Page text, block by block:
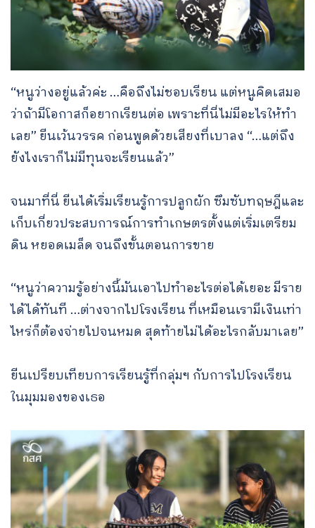
“หนูว่างอยู่แล้วค่ะ …คือถึงไม่ชอบเรียน แต่หนูคิดเสมอ
ว่าถ้ามีโอกาสก็อยากเรียนต่อ เพราะที่นี่ไม่มีอะไรให้ทำ
เลย” ยีนเว้นวรรค ก่อนพูดด้วยเสียงที่เบาลง “…แต่ถึง
ยังไงเราก็ไม่มีทุนจะเรียนแล้ว”
จนมาที่นี่ ยีนได้เริ่มเรียนรู้การปลูกผัก ซึมซับทฤษฎีและ
เก็บเกี่ยวประสบการณ์การทำเกษตรตั้งแต่เริ่มเตรียม
ดิน หยอดเมล็ด จนถึงขั้นตอนการขาย
“หนูว่าความรู้อย่างนี้มันเอาไปทำอะไรต่อได้เยอะ มีราย
ได้ได้ทันที …ต่างจากไปโรงเรียน ที่เหมือนเรามีเงินเท่า
ไหร่ก็ต้องจ่ายไปจนหมด สุดท้ายไม่ได้อะไรกลับมาเลย”
ยีนเปรียบเทียบการเรียนรู้ที่กลุ่มฯ กับการไปโรงเรียน
ในมุมมองของเธอ